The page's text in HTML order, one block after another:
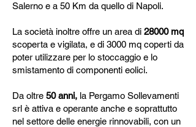
Salerno e a 50 Km da quello di Napoli.
La società inoltre offre un area di 28000 mq
scoperta e vigilata, e di 3000 mq coperti da
poter utilizzare per lo stoccaggio e lo
smistamento di componenti eolici.
Da oltre 50 anni, la Pergamo Sollevamenti
srl è attiva e operante anche e soprattutto
nel settore delle energie rinnovabili, con un